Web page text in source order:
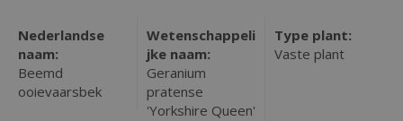
Nederlandse
naam:
Beemd
ooievaarsbek
Wetenschappeli
jke naam:
Geranium
pratense
'Yorkshire Queen'
Type plant:
Vaste plant